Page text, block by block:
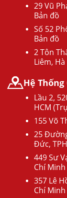
29 Vũ
Bản đồ
Số 52
Bản đồ
2 Tôn
Liêm,
Hệ Thống
Lầu 2,
HCM
155 Võ
25
Đức,
449 Sư
Chí
357 Lê
Chí